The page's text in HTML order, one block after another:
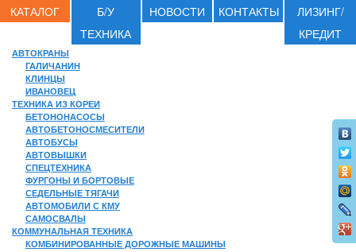
КАТАЛОГ
Б/У
ТЕХНИКА
НОВОСТИ КОНТАКТЫ
ЛИЗИНГ/
КРЕДИТ
АВТОКРАНЫ
ГАЛИЧАНИН
КЛИНЦЫ
ИВАНОВЕЦ
ТЕХНИКА ИЗ КОРЕИ
БЕТОНОНАСОСЫ
АВТОБЕТОНОСМЕСИТЕЛИ
АВТОБУСЫ
АВТОВЫШКИ
СПЕЦТЕХНИКА
ФУРГОНЫ И БОРТОВЫЕ
СЕДЕЛЬНЫЕ ТЯГАЧИ
АВТОМОБИЛИ С КМУ
САМОСВАЛЫ
КОММУНАЛЬНАЯ ТЕХНИКА
КОМБИНИРОВАННЫЕ ДОРОЖНЫЕ МАШИНЫ